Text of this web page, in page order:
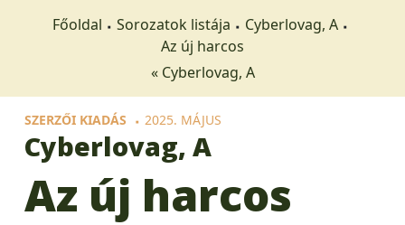
Főoldal Sorozatok listája
Cyberlovag, A
Az új harcos
« Cyberlovag, A
SZERZŐI KIADÁS 2025. MÁJUS
Cyberlovag, A
Az új harcos